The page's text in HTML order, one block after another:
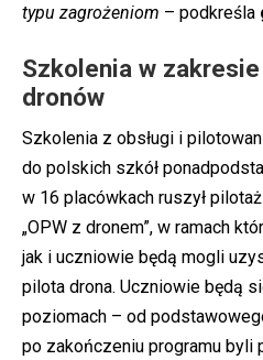
typu zagrożeniom – podkreśla
Szkolenia w
dronów
Szkolenia z obsługi i
do polskich szkół
w 16 placówkach ruszył
„OPW z dronem”, w ramach
jak i uczniowie będą mogli
pilota drona. Uczniowie będą
poziomach – od
po zakończeniu programu